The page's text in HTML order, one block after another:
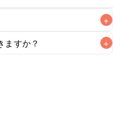
+
るべくお早めにお召
ますか？ +
お作りいただけま
風味になるようご調節